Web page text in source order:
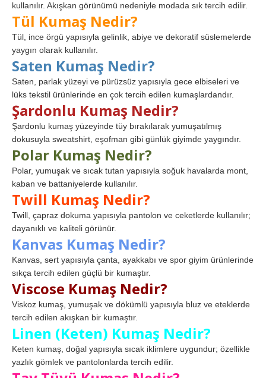
kullanılır. Akışkan görünümü nedeniyle modada sık tercih edilir.
Tül Kumaş Nedir?
Tül, ince örgü yapısıyla gelinlik, abiye ve dekoratif süslemelerde
yaygın olarak kullanılır.
Saten Kumaş Nedir?
Saten, parlak yüzeyi ve pürüzsüz yapısıyla gece elbiseleri ve
lüks tekstil ürünlerinde en çok tercih edilen kumaşlardandır.
Şardonlu Kumaş Nedir?
Şardonlu kumaş yüzeyinde tüy bırakılarak yumuşatılmış
dokusuyla sweatshirt, eşofman gibi günlük giyimde yaygındır.
Polar Kumaş Nedir?
Polar, yumuşak ve sıcak tutan yapısıyla soğuk havalarda mont,
kaban ve battaniyelerde kullanılır.
Twill Kumaş Nedir?
Twill, çapraz dokuma yapısıyla pantolon ve ceketlerde kullanılır;
dayanıklı ve kaliteli görünür.
Kanvas Kumaş Nedir?
Kanvas, sert yapısıyla çanta, ayakkabı ve spor giyim ürünlerinde
sıkça tercih edilen güçlü bir kumaştır.
Viscose Kumaş Nedir?
Viskoz kumaş, yumuşak ve dökümlü yapısıyla bluz ve eteklerde
tercih edilen akışkan bir kumaştır.
Linen (Keten) Kumaş Nedir?
Keten kumaş, doğal yapısıyla sıcak iklimlere uygundur; özellikle
yazlık gömlek ve pantolonlarda tercih edilir.